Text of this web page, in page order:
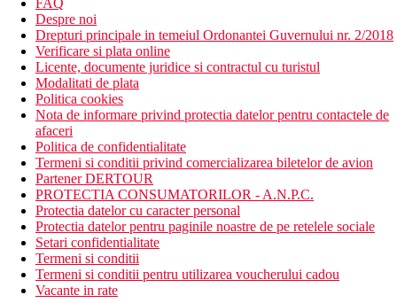
Activitati sportive gratuite
fitness
Activitati contra cost
sauna
jacuzzi
biliard
Mese
Mic dejun
Bufet mic dejun
Categoria oficiala
3 stele
Nota
In Grecia, trebuie sa achiti o taxa turistica in functie de categoria
FAQ
Despre noi
Drepturi principale in temeiul Ordonantei Guvernului nr. 2/2018
Verificare si plata online
Licente, documente juridice si contractul cu turistul
Modalitati de plata
Politica cookies
Nota de informare privind protectia datelor pentru contactele de
afaceri
Politica de confidentialitate
Termeni si conditii privind comercializarea biletelor de avion
Partener DERTOUR
PROTECTIA CONSUMATORILOR - A.N.P.C.
Protectia datelor cu caracter personal
Protectia datelor pentru paginile noastre de pe retelele sociale
Setari confidentialitate
Termeni si conditii
Termeni si conditii pentru utilizarea voucherului cadou
Vacante in rate